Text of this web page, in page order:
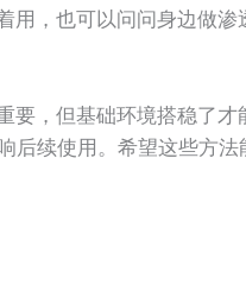
用，也可以问问身边做
要，但基础环境搭稳了
后续使用。希望这些方法